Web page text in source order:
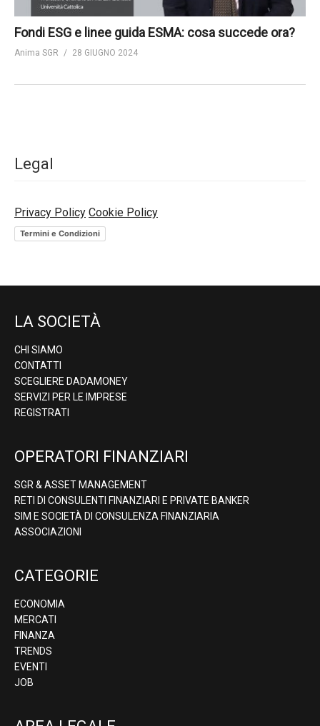
Fondi ESG e linee guida ESMA: cosa succede ora?
Anima SGR 28 GIUGNO 2024
Legal
Privacy Policy Cookie Policy
Termini e Condizioni
LA SOCIETÀ
CHI SIAMO
CONTATTI
SCEGLIERE DADAMONEY
SERVIZI PER LE IMPRESE
REGISTRATI
OPERATORI FINANZIARI
SGR & ASSET MANAGEMENT
RETI DI CONSULENTI FINANZIARI E PRIVATE BANKER
SIM E SOCIETÀ DI CONSULENZA FINANZIARIA
ASSOCIAZIONI
CATEGORIE
ECONOMIA
MERCATI
FINANZA
TRENDS
EVENTI
JOB